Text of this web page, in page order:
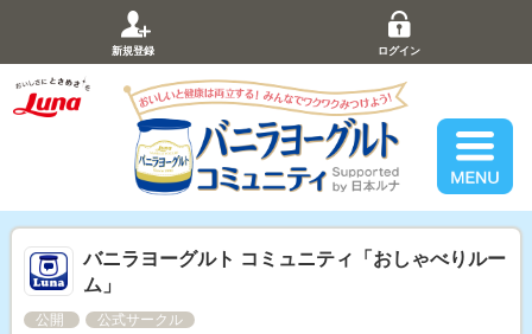
新規登録 ログイン
バニラヨーグルト コミュニティ「おしゃべりルー
ム」
公開 公式サークル